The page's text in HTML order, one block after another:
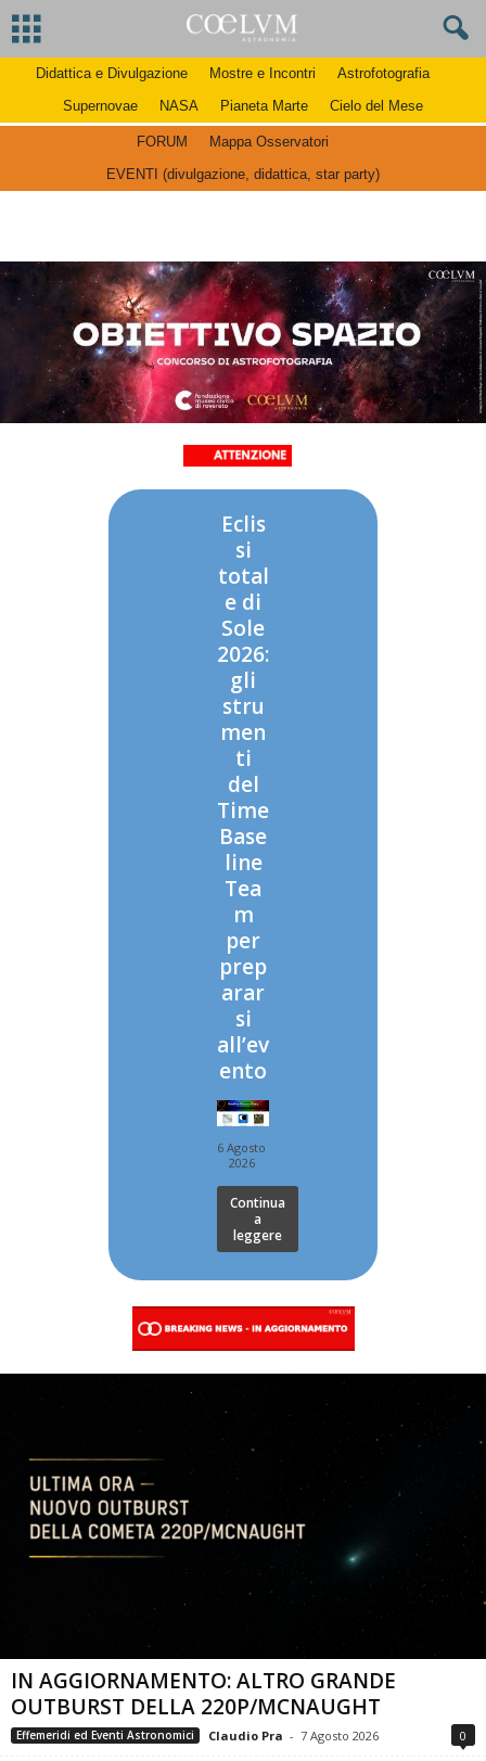
Didattica e Divulgazione Mostre e Incontri
Astrofotografia
Supernovae
NASA Pianeta Marte Cielo del Mese
FORUM
Mappa Osservatori
EVENTI (divulgazione, didattica, star party)
Eclis
si
total
e di
Sole
2026:
gli
stru
men
ti
del
Time
Base
line
Tea
m
per
prep
arar
si
all’ev
ento
6 Agosto
2026
Continua
a
leggere
IN AGGIORNAMENTO: ALTRO GRANDE
OUTBURST DELLA 220P/MCNAUGHT
Effemeridi ed Eventi Astronomici Claudio Pra - 7 Agosto 2026 0